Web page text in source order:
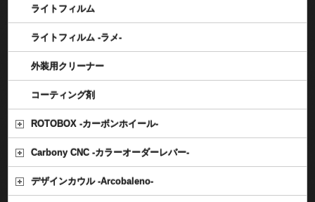
ライトフィルム
ライトフィルム -ラメ-
外装用クリーナー
コーティング剤
ROTOBOX -カーボンホイール-
Carbony CNC -カラーオーダーレバー-
デザインカウル -Arcobaleno-